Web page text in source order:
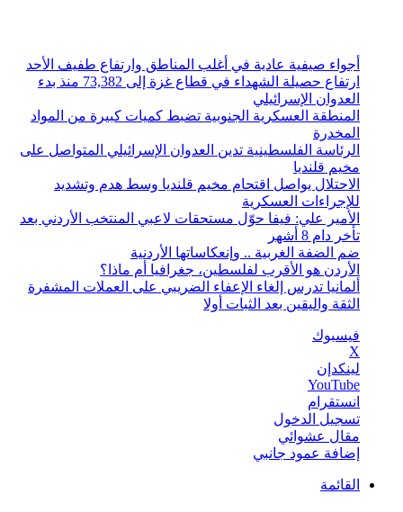
أجواء صيفية عادية في أغلب المناطق وارتفاع طفيف الأحد
ارتفاع حصيلة الشهداء في قطاع غزة إلى 73,382 منذ بدء
العدوان الإسرائيلي
المنطقة العسكرية الجنوبية تضبط كميات كبيرة من المواد
المخدرة
الرئاسة الفلسطينية تدين العدوان الإسرائيلي المتواصل على
مخيم قلنديا
الاحتلال يواصل اقتحام مخيم قلنديا وسط هدم وتشديد
للإجراءات العسكرية
الأمير علي: فيفا حوّل مستحقات لاعبي المنتخب الأردني بعد
تأخر دام 8 أشهر
ضم الضفة الغربية .. وإنعكاساتها الأردنية
الأردن هو الأقرب لفلسطين، جغرافيا أم ماذا؟
ألمانيا تدرس إلغاء الإعفاء الضريبي على العملات المشفرة
الثقة واليقين بعد الثبات أولا
فيسبوك
‫X
لينكدإن
‫YouTube
انستقرام
تسجيل الدخول
مقال عشوائي
إضافة عمود جانبي
القائمة